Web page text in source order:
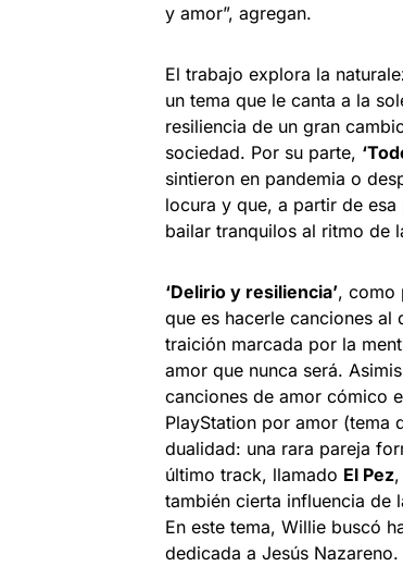
y amor”, agregan.
El trabajo explora la
un tema que le canta a la
resiliencia de un gran
sociedad. Por su parte,
sintieron en pandemia o
locura y que, a partir de
bailar tranquilos al ritmo de
‘Delirio y resiliencia’, como
que es hacerle canciones al
traición marcada por la
amor que nunca será.
canciones de amor cómico
PlayStation por amor (tema
dualidad: una rara pareja
último track, llamado El Pez
también cierta influencia de
En este tema, Willie buscó
dedicada a Jesús Nazareno.